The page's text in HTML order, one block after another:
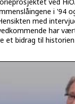
i '94
med
har
et bidrag til historien